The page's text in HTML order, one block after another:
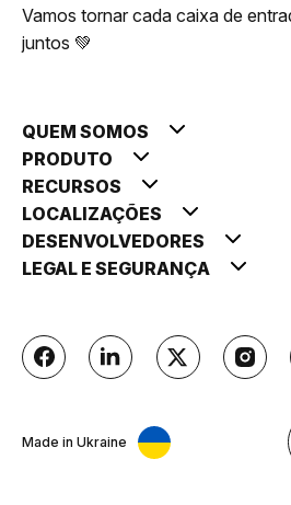
Vamos tornar cada caixa de
juntos 💚
QUEM SOMOS
PRODUTO
RECURSOS
LOCALIZAÇÕES
DESENVOLVEDORES
LEGAL E SEGURANÇA
Made in Ukraine